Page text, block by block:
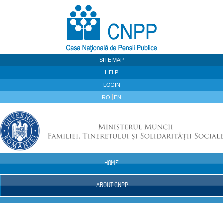
SITE MAP
HELP
LOGIN
RO EN
HOME
ABOUT CNPP